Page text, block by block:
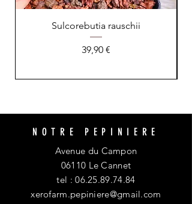
Sulcorebutia rauschii
Prix
39,90 €
NOTRE PEPINIERE
Avenue du Campon
06110 Le Cannet
tel :06.25.89.74.84
xerofarm.pepiniere@gmail.com